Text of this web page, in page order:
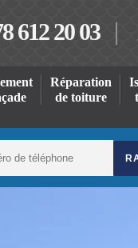
612 20 03
Réparation
de toiture